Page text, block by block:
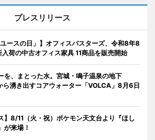
プレスリリース
ースの日」】オフィスバスターズ、令和8年8
荷の中古オフィス家具 11商品を販売開始
を、まとった水。宮城・鳴子温泉の地下
湧き出すコアウォーター「VOLCA」8月6日
】8/11（火・祝）ポケモン天文台より『ほし
が来場！